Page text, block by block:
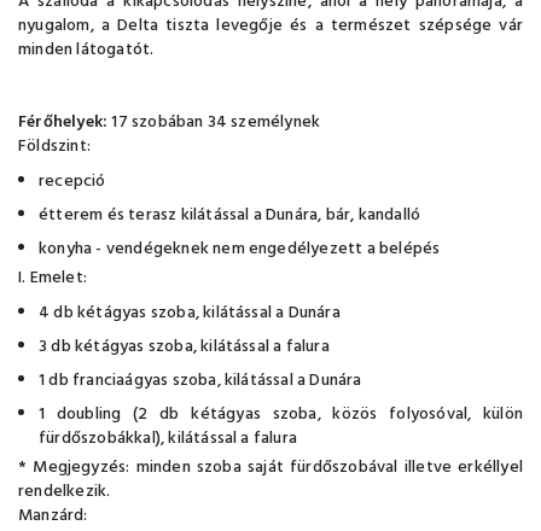
nyugalom, a Delta tiszta levegője és a természet szépsége vár
minden látogatót.
Férőhelyek:17 szobában 34 személynek
Földszint:
recepció
étterem és terasz kilátással a Dunára, bár, kandalló
konyha - vendégeknek nem engedélyezett a belépés
I. Emelet:
4 db kétágyas szoba, kilátással a Dunára
3 db kétágyas szoba, kilátással a falura
1 db franciaágyas szoba, kilátással a Dunára
1 doubling (2 db kétágyas szoba, közös folyosóval, külön
fürdőszobákkal), kilátással a falura
* Megjegyzés: minden szoba saját fürdőszobával illetve erkéllyel
rendelkezik.
Manzárd: